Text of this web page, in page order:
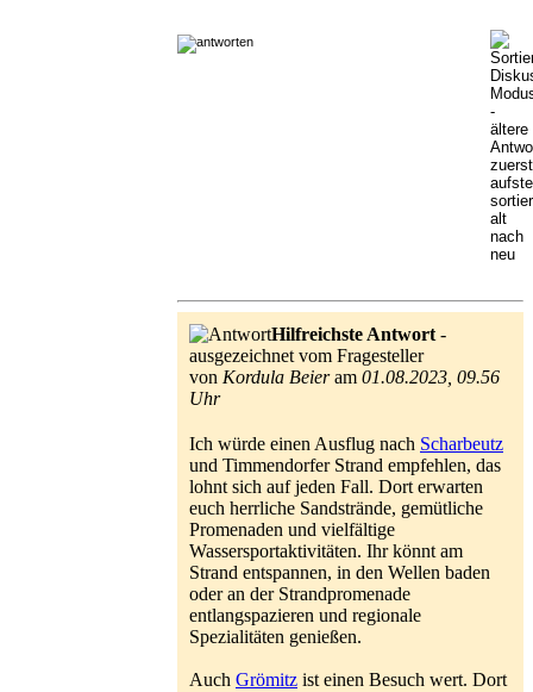
Hilfreichste Antwort -
ausgezeichnet vom Fragesteller
von Kordula Beieram 01.08.2023, 09.56
Uhr
Ich würde einen Ausflug nach Scharbeutz
und Timmendorfer Strand empfehlen, das
lohnt sich auf jeden Fall. Dort erwarten
euch herrliche Sandstrände, gemütliche
Promenaden und vielfältige
Wassersportaktivitäten. Ihr könnt am
Strand entspannen, in den Wellen baden
oder an der Strandpromenade
entlangspazieren und regionale
Spezialitäten genießen.
Auch Grömitz ist einen Besuch wert. Dort